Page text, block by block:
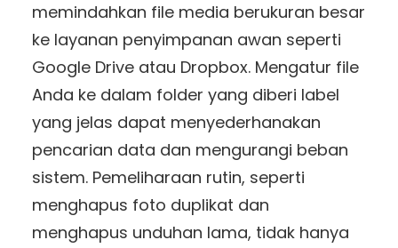
memindahkan file media berukuran besar
ke layanan penyimpanan awan seperti
Google Drive atau Dropbox. Mengatur file
Anda ke dalam folder yang diberi label
yang jelas dapat menyederhanakan
pencarian data dan mengurangi beban
sistem. Pemeliharaan rutin, seperti
menghapus foto duplikat dan
menghapus unduhan lama, tidak hanya